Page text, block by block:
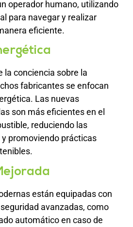
operador humano, utilizando
para navegar y realizar
eficiente.
la conciencia sobre la
fabricantes se enfocan
Las nuevas
son más eficientes en el
reduciendo las
promoviendo prácticas
están equipadas con
avanzadas, como
automático en caso de